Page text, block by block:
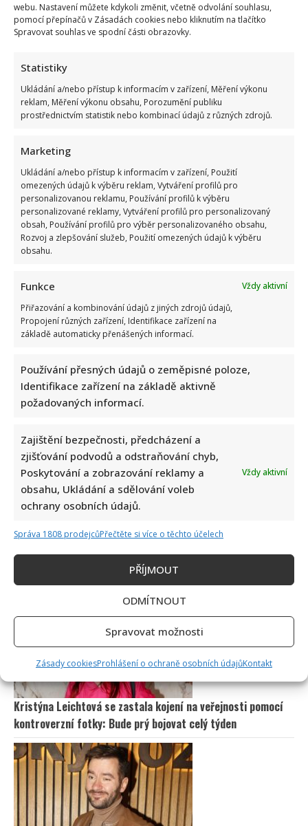
webu. Nastavení můžete kdykoli změnit, včetně odvolání souhlasu,
pomocí přepínačů v Zásadách cookies nebo kliknutím na tlačítko
Spravovat souhlas ve spodní části obrazovky.
Statistiky
Ukládání a/nebo přístup k informacím v zařízení, Měření výkonu
reklam, Měření výkonu obsahu, Porozumění publiku
prostřednictvím statistik nebo kombinací údajů z různých zdrojů.
Marketing
Ukládání a/nebo přístup k informacím v zařízení, Použití
omezených údajů k výběru reklam, Vytváření profilů pro
personalizovanou reklamu, Používání profilů k výběru
personalizované reklamy, Vytváření profilů pro personalizovaný
obsah, Používání profilů pro výběr personalizovaného obsahu,
Rozvoj a zlepšování služeb, Použití omezených údajů k výběru
obsahu.
Funkce
Vždy aktivní
Přiřazování a kombinování údajů z jiných zdrojů údajů,
Propojení různých zařízení, Identifikace zařízení na
základě automaticky přenášených informací.
Používání přesných údajů o zeměpisné poloze,
Identifikace zařízení na základě aktivně
požadovaných informací.
Zajištění bezpečnosti, předcházení a
zjišťování podvodů a odstraňování chyb,
Poskytování a zobrazování reklamy a
obsahu, Ukládání a sdělování voleb
ochrany osobních údajů.
Vždy aktivní
Správa 1808 prodejcůPřečtěte si více o těchto účelech
PŘÍJMOUT
ODMÍTNOUT
Spravovat možnosti
Zásady cookiesProhlášení o ochraně osobních údajůKontakt
výzdobou pochlubila...
about
Mahulena
Bočanová
se
pochlubila
vánoční
výzdobou.
je
podle
ní
ideální
doba
Kristýna Leichtová se zastala kojení na veřejnosti pomocí
kontroverzní fotky: Bude prý bojovat celý týden